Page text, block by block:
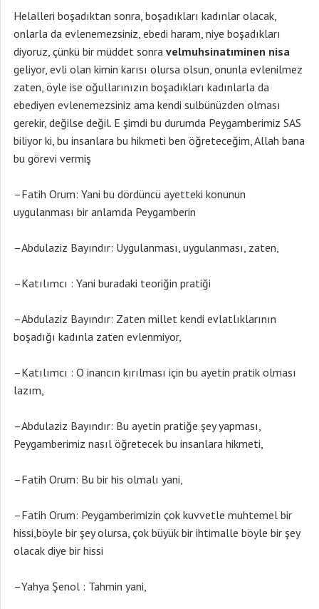
Helalleri boşadıktan sonra, boşadıkları kadınlar olacak,
onlarla da evlenemezsiniz, ebedi haram, niye boşadıkları
diyoruz, çünkü bir müddet sonra velmuhsinatıminen nisa
geliyor, evli olan kimin karısı olursa olsun, onunla evlenilmez
zaten, öyle ise oğullarınızın boşadıkları kadınlarla da
ebediyen evlenemezsiniz ama kendi sulbünüzden olması
gerekir, değilse değil. E şimdi bu durumda Peygamberimiz SAS
biliyor ki, bu insanlara bu hikmeti ben öğreteceğim, Allah bana
bu görevi vermiş
–Fatih Orum: Yani bu dördüncü ayetteki konunun
uygulanması bir anlamda Peygamberin
–Abdulaziz Bayındır: Uygulanması, uygulanması, zaten,
–Katılımcı : Yani buradaki teoriğin pratiği
–Abdulaziz Bayındır: Zaten millet kendi evlatlıklarının
boşadığı kadınla zaten evlenmiyor,
–Katılımcı : O inancın kırılması için bu ayetin pratik olması
lazım,
–Abdulaziz Bayındır: Bu ayetin pratiğe şey yapması,
Peygamberimiz nasıl öğretecek bu insanlara hikmeti,
–Fatih Orum: Bu bir his olmalı yani,
–Fatih Orum: Peygamberimizin çok kuvvetle muhtemel bir
hissi,böyle bir şey olursa, çok büyük bir ihtimalle böyle bir şey
olacak diye bir hissi
–Yahya Şenol : Tahmin yani,